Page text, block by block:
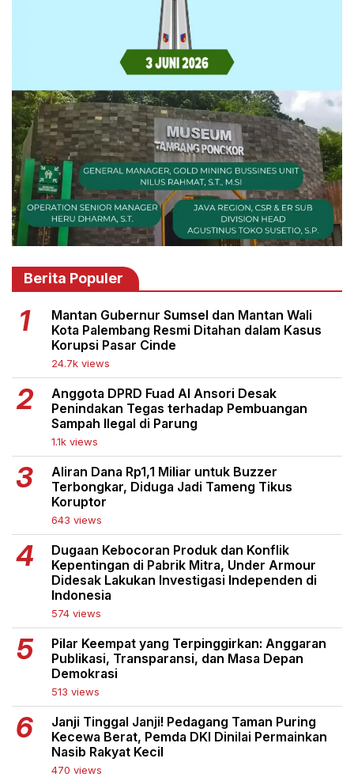
Berita Populer
Mantan Gubernur Sumsel dan Mantan Wali
Kota Palembang Resmi Ditahan dalam Kasus
Korupsi Pasar Cinde
24.7k views
Anggota DPRD Fuad Al Ansori Desak
Penindakan Tegas terhadap Pembuangan
Sampah Ilegal di Parung
1.1k views
Aliran Dana Rp1,1 Miliar untuk Buzzer
Terbongkar, Diduga Jadi Tameng Tikus
Koruptor
643 views
Dugaan Kebocoran Produk dan Konflik
Kepentingan di Pabrik Mitra, Under Armour
Didesak Lakukan Investigasi Independen di
Indonesia
574 views
Pilar Keempat yang Terpinggirkan: Anggaran
Publikasi, Transparansi, dan Masa Depan
Demokrasi
513 views
Janji Tinggal Janji! Pedagang Taman Puring
Kecewa Berat, Pemda DKI Dinilai Permainkan
Nasib Rakyat Kecil
470 views